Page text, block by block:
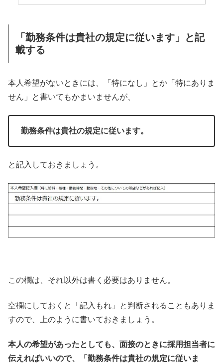
「勤務条件は貴社の規定に従います」と記
載する
本人希望がないときには、「特になし」とか「特にありま
せん」と書いてもかまいませんが、
勤務条件は貴社の規定に従います。
と記入しておきましょう。
この欄は、それ以外は書く必要はありません。
空欄にしておくと「記入もれ」と判断されることもありま
すので、上のように書いておきましょう。
本人の希望があったとしても、面接のときに採用担当者に
伝えればいいので、「勤務条件は貴社の規定に従いま